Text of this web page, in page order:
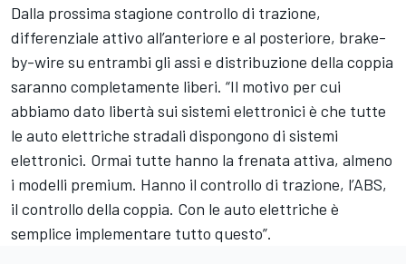
Dalla prossima stagione controllo di trazione,
differenziale attivo all’anteriore e al posteriore, brake-
by-wire su entrambi gli assi e distribuzione della coppia
saranno completamente liberi. “Il motivo per cui
abbiamo dato libertà sui sistemi elettronici è che tutte
le auto elettriche stradali dispongono di sistemi
elettronici. Ormai tutte hanno la frenata attiva, almeno
i modelli premium. Hanno il controllo di trazione, l’ABS,
il controllo della coppia. Con le auto elettriche è
semplice implementare tutto questo”.